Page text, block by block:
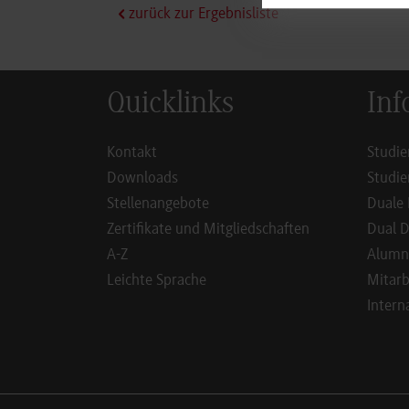
zurück zur Ergebnisliste
Quicklinks
Kontakt
Downloads
Stellenangebote
Zertifikate und Mitgliedschaften
A-Z
Leichte Sprache
Duale
Dual